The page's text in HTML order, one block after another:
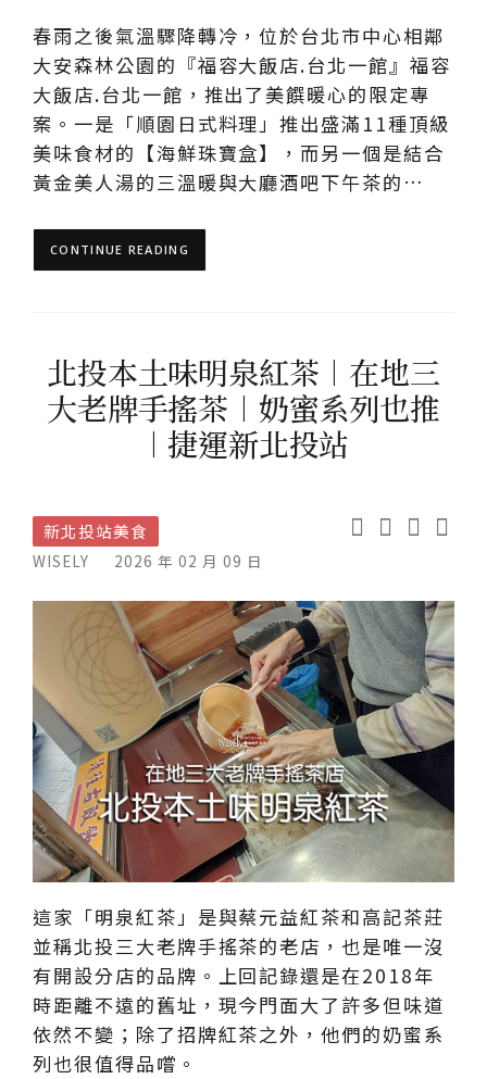
春雨之後氣溫驟降轉冷，位於台北市中心相鄰
大安森林公園的『福容大飯店.台北一館』福容
大飯店.台北一館，推出了美饌暖心的限定專
案。一是「順園日式料理」推出盛滿11種頂級
美味食材的【海鮮珠寶盒】，而另一個是結合
黃金美人湯的三溫暖與大廳酒吧下午茶的…
CONTINUE READING
北投本土味明泉紅茶︱在地三
大老牌手搖茶︱奶蜜系列也推
︱捷運新北投站
新北投站美食
WISELY 2026 年 02 月 09 日
這家「明泉紅茶」是與蔡元益紅茶和高記茶莊
並稱北投三大老牌手搖茶的老店，也是唯一沒
有開設分店的品牌。上回記錄還是在2018年
時距離不遠的舊址，現今門面大了許多但味道
依然不變；除了招牌紅茶之外，他們的奶蜜系
列也很值得品嚐。